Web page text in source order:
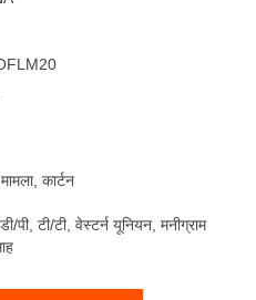
कार्टन
पी, टी/टी, वेस्टर्न यूनियन, मनीग्राम